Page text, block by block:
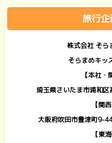
旅行
株式会社 そら
そらまめキッ
【本社・
埼玉県さいたま市浦和
【関
大阪府吹田市豊津町9-
【東